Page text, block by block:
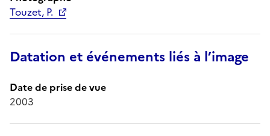
Touzet, P.
Datation et événements liés à l’image
Date de prise de vue
2003